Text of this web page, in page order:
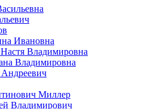
Ивановна
Владимировна
Владимировна
Миллер
Владимирович